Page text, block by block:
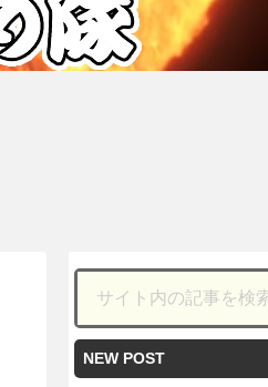
NEW POST